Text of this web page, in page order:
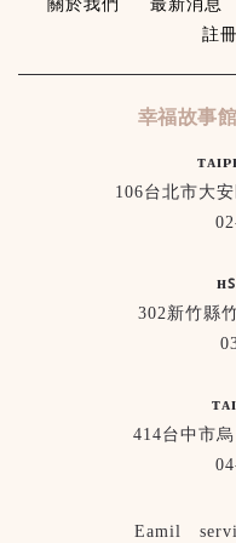
關於我們 最新消息
註冊
幸福故事
106台北市大
302新竹縣
414台中市
Eamil